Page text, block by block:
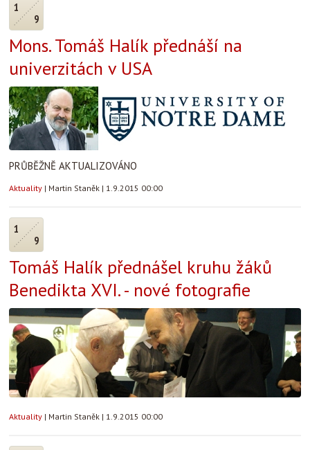
1
9
Mons. Tomáš Halík přednáší na
univerzitách v USA
PRŮBĚŽNĚ AKTUALIZOVÁNO
Aktuality | Martin Staněk | 1.9.2015 00:00
1
9
Tomáš Halík přednášel kruhu žáků
Benedikta XVI. - nové fotografie
Aktuality | Martin Staněk | 1.9.2015 00:00